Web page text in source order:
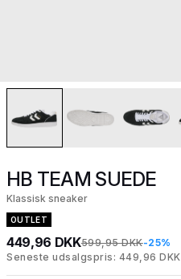
HB TEAM SUEDE
Klassisk sneaker
OUTLET
449,96 DKK599,95 DKK-25%
Seneste udsalgspris: 449,96 DKK